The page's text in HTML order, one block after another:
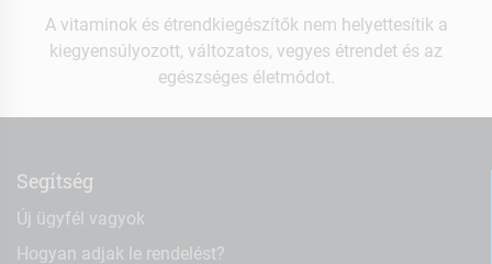
A vitaminok és étrendkiegészítők nem helyettesítik a
kiegyensúlyozott, változatos, vegyes étrendet és az
egészséges életmódot.
Segítség
Új ügyfél vagyok
Hogyan adjak le rendelést?